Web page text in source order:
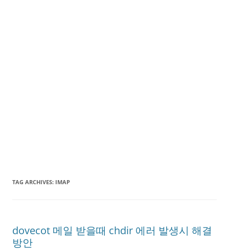
TAG ARCHIVES: IMAP
dovecot 메일 받을때 chdir 에러 발생시 해결
방안